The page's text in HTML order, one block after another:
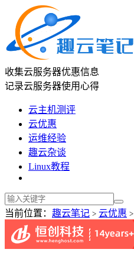
收集云服务器优惠信息
记录云服务器使用心得
云主机测评
云优惠
运维经验
趣云杂谈
Linux教程
当前位置： 趣云笔记 > 云优惠 >